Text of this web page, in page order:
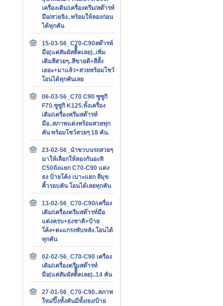
เครื่องเดิม/เครื่องดรีม/สต๊ารท์
มือ/สวยจิง..พร้อมให้ลองก่อน
ได้ทุกคัน
15-03-56_C70-C90สต๊ารท์
มือ(แค่สัมผัสติิิิดเลย)..เพิ่ม
เติมสีสวยๆ..สีขายดี+สีสั้ง
เยอะ+มาแล้ว+สวยพร้อมโชว์
โอนได้ทุกคันเลย
06-03-56_C70 C90 ซูซูกิ
F70.ซูซูกิ K125.ทั้งเครื่อง
เดิม/เครื่องครีมสต๊ารท์
มือ..สภาพแต่งพร้อมสวยทุก
คัน พร้อมโชว์สวยๆ 18 คัน.
23-02-56_นำขวบนรถสวยๆ
มาให้เลือกให้ลองกันอะทิ
C50ถังแยก C70-C90 แต่ง
ธง ป้ายโค้ง เบาะแยก สีมุข
คิ้วรอบคัน โอนได้เลยทุกคัน
13-02-56_C70-C90/เครื่อง
เดิม/เครื่องดรีมสต๊ารท์มือ
แต่งครบ+ธงชาติ+ป้าย
โค้ง+ตะแกรงพับหลัง.โอนได้
ทุกคัน
02-02-56_C70-C90 เครือง
เดิม/เครื่องดรีมสต๊ารท์
มือ(แค่สัมผัสติิิิดเลย)..14 คัน
27-01-56_C70-C90..สภาพ
ใหม่ปิ๊งทั้งคันมีทั้ง/ธง/ป้าย